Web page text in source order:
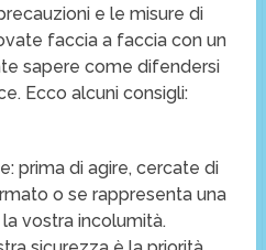
e le misure di
faccia a faccia con un
sapere come difendersi
Ecco alcuni consigli:
prima di agire, cercate di
o se rappresenta una
vostra incolumità.